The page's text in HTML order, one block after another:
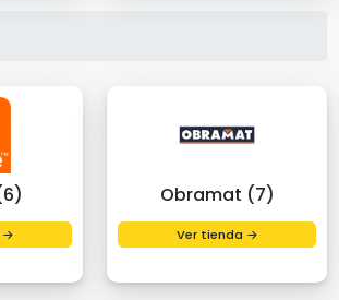
→
Obramat (7)
Ver tienda →